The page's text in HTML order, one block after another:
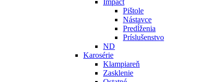
Impact
Pištole
Nástavce
Predĺženia
Príslušenstvo
ND
Karosérie
Klampiareň
Zasklenie